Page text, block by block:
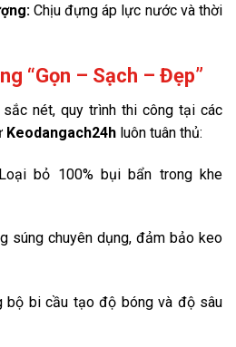
Chịu đựng áp lực nước và thời
“Gọn – Sạch – Đẹp”
nét, quy trình thi công tại các
Keodangach24h luôn tuân thủ:
bỏ 100% bụi bẩn trong khe
súng chuyên dụng, đảm bảo keo
bộ bi cầu tạo độ bóng và độ sâu